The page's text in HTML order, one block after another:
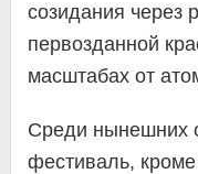
созидания через
первозданной
масштабах от
Среди нынешних
фестиваль,